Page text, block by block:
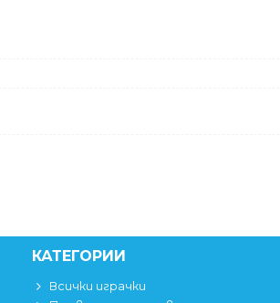
КАТЕГОРИИ
Всички играчки